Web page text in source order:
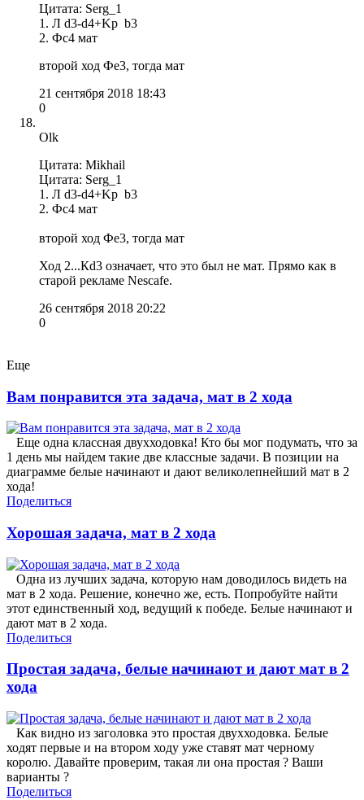
Цитата: Serg_1
1. Л d3-d4+Kр b3
2. Фс4 мат
второй ход Фе3, тогда мат
21 сентября 2018 18:43
0
Olk
Цитата: Mikhail
Цитата: Serg_1
1. Л d3-d4+Kр b3
2. Фс4 мат
второй ход Фе3, тогда мат
Ход 2...Кd3 означает, что это был не мат. Прямо как в
старой рекламе Nescafe.
26 сентября 2018 20:22
0
Еще
Вам понравится эта задача, мат в 2 хода
Еще одна классная двухходовка! Кто бы мог подумать, что за
1 день мы найдем такие две классные задачи. В позиции на
диаграмме белые начинают и дают великолепнейший мат в 2
хода!
Поделиться
Хорошая задача, мат в 2 хода
Одна из лучших задача, которую нам доводилось видеть на
мат в 2 хода. Решение, конечно же, есть. Попробуйте найти
этот единственный ход, ведущий к победе. Белые начинают и
дают мат в 2 хода.
Поделиться
Простая задача, белые начинают и дают мат в 2
хода
Как видно из заголовка это простая двухходовка. Белые
ходят первые и на втором ходу уже ставят мат черному
королю. Давайте проверим, такая ли она простая ? Ваши
варианты ?
Поделиться